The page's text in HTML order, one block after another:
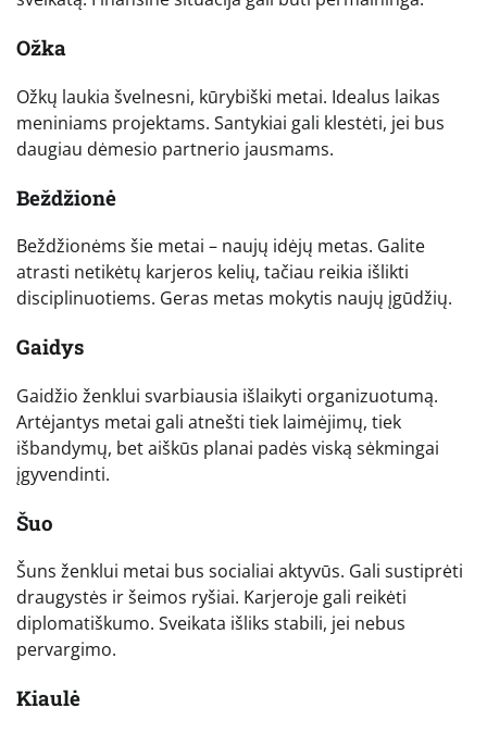
Ožka
Ožkų laukia švelnesni, kūrybiški metai. Idealus laikas
meniniams projektams. Santykiai gali klestėti, jei bus
daugiau dėmesio partnerio jausmams.
Beždžionė
Beždžionėms šie metai – naujų idėjų metas. Galite
atrasti netikėtų karjeros kelių, tačiau reikia išlikti
disciplinuotiems. Geras metas mokytis naujų įgūdžių.
Gaidys
Gaidžio ženklui svarbiausia išlaikyti organizuotumą.
Artėjantys metai gali atnešti tiek laimėjimų, tiek
išbandymų, bet aiškūs planai padės viską sėkmingai
įgyvendinti.
Šuo
Šuns ženklui metai bus socialiai aktyvūs. Gali sustiprėti
draugystės ir šeimos ryšiai. Karjeroje gali reikėti
diplomatiškumo. Sveikata išliks stabili, jei nebus
pervargimo.
Kiaulė